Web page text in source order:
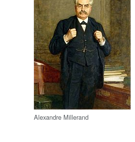
Alexandre Millerand